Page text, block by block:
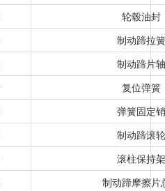
轮毂油封
制动蹄拉簧
制动蹄片轴
复位弹簧
弹簧固定销
制动蹄滚轮
滚柱保持架
制动蹄摩擦片